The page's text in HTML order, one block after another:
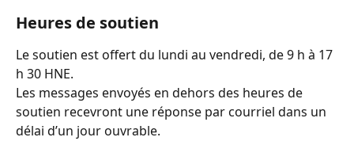
Heures de soutien
Le soutien est offert du lundi au vendredi, de 9 h à 17
h 30 HNE.
Les messages envoyés en dehors des heures de
soutien recevront une réponse par courriel dans un
délai d’un jour ouvrable.